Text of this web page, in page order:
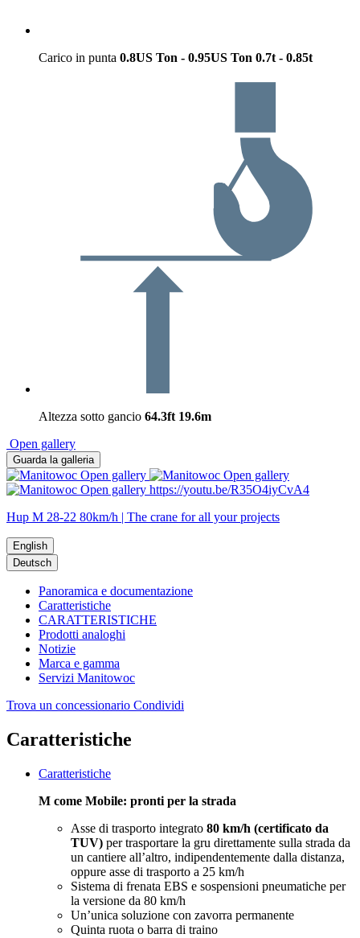
Carico in punta 0.8US Ton - 0.95US Ton 0.7t - 0.85t
Altezza sotto gancio 64.3ft 19.6m
Open gallery
Guarda la galleria
Open gallery
Open gallery
Open gallery https://youtu.be/R35O4iyCvA4
Hup M 28-22 80km/h | The crane for all your projects
English
Deutsch
Panoramica e documentazione
Caratteristiche
CARATTERISTICHE
Prodotti analoghi
Notizie
Marca e gamma
Servizi Manitowoc
Trova un concessionario Condividi
Caratteristiche
Caratteristiche
M come Mobile: pronti per la strada
Asse di trasporto integrato 80 km/h (certificato da
TUV) per trasportare la gru direttamente sulla strada da
un cantiere all’altro, indipendentemente dalla distanza,
oppure asse di trasporto a 25 km/h
Sistema di frenata EBS e sospensioni pneumatiche per
la versione da 80 km/h
Un’unica soluzione con zavorra permanente
Quinta ruota o barra di traino